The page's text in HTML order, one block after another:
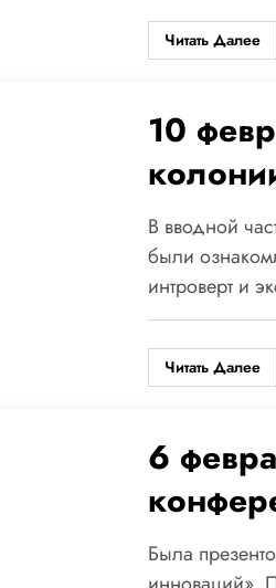
Читать Далее
10
ОИН
В вводной
были
интроверт и
Читать Далее
6
Была